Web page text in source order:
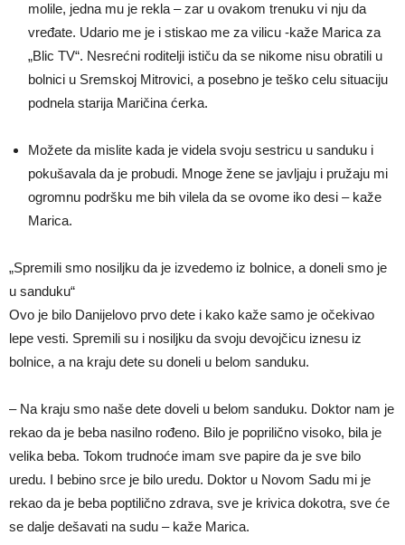
molile, jedna mu je rekla – zar u ovakom trenuku vi nju da
vređate. Udario me je i stiskao me za vilicu -kaže Marica za
„Blic TV“. Nesrećni roditelji ističu da se nikome nisu obratili u
bolnici u Sremskoj Mitrovici, a posebno je teško celu situaciju
podnela starija Maričina ćerka.
Možete da mislite kada je videla svoju sestricu u sanduku i
pokušavala da je probudi. Mnoge žene se javljaju i pružaju mi
ogromnu podršku me bih vilela da se ovome iko desi – kaže
Marica.
„Spremili smo nosiljku da je izvedemo iz bolnice, a doneli smo je
u sanduku“
Ovo je bilo Danijelovo prvo dete i kako kaže samo je očekivao
lepe vesti. Spremili su i nosiljku da svoju devojčicu iznesu iz
bolnice, a na kraju dete su doneli u belom sanduku.
– Na kraju smo naše dete doveli u belom sanduku. Doktor nam je
rekao da je beba nasilno rođeno. Bilo je poprilično visoko, bila je
velika beba. Tokom trudnoće imam sve papire da je sve bilo
uredu. I bebino srce je bilo uredu. Doktor u Novom Sadu mi je
rekao da je beba poptilično zdrava, sve je krivica dokotra, sve će
se dalje dešavati na sudu – kaže Marica.